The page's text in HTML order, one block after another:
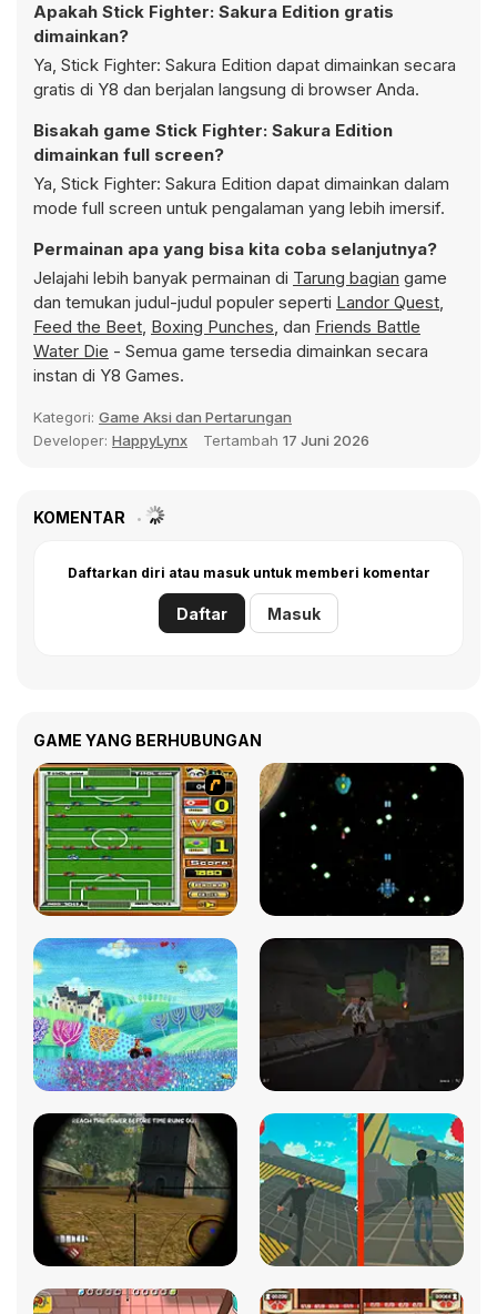
Apakah Stick Fighter: Sakura Edition gratis
dimainkan?
Ya, Stick Fighter: Sakura Edition dapat dimainkan secara
gratis di Y8 dan berjalan langsung di browser Anda.
Bisakah game Stick Fighter: Sakura Edition
dimainkan full screen?
Ya, Stick Fighter: Sakura Edition dapat dimainkan dalam
mode full screen untuk pengalaman yang lebih imersif.
Permainan apa yang bisa kita coba selanjutnya?
Jelajahi lebih banyak permainan di Tarung bagian game
dan temukan judul-judul populer seperti Landor Quest,
Feed the Beet, Boxing Punches, dan Friends Battle
Water Die - Semua game tersedia dimainkan secara
instan di Y8 Games.
Kategori: Game Aksi dan Pertarungan
Developer: HappyLynx Tertambah 17 Juni 2026
KOMENTAR
Daftarkan diri atau masuk untuk memberi komentar
Daftar Masuk
GAME YANG BERHUBUNGAN